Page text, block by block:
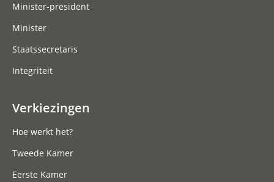
Minister-president
Minister
Staatssecretaris
Integriteit
Verkiezingen
Hoe werkt het?
Tweede Kamer
Eerste Kamer